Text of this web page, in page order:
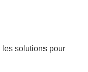
les solutions pour